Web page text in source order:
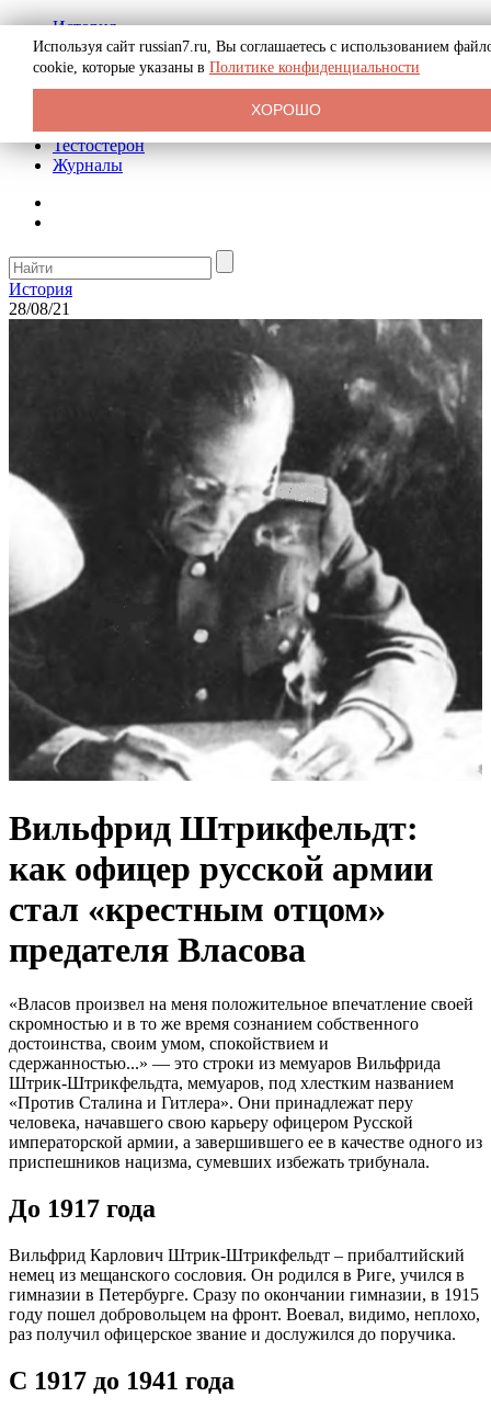
История
Биография
Криминал
Реклама на сайте
Тестостерон
Журналы
История
28/08/21
Вильфрид Штрикфельдт:
как офицер русской армии
стал «крестным отцом»
предателя Власова
«Власов произвел на меня положительное впечатление своей
скромностью и в то же время сознанием собственного
достоинства, своим умом, спокойствием и
сдержанностью...» — это строки из мемуаров Вильфрида
Штрик-Штрикфельдта, мемуаров, под хлестким названием
«Против Сталина и Гитлера». Они принадлежат перу
человека, начавшего свою карьеру офицером Русской
императорской армии, а завершившего ее в качестве одного из
приспешников нацизма, сумевших избежать трибунала.
До 1917 года
Вильфрид Карлович Штрик-Штрикфельдт – прибалтийский
немец из мещанского сословия. Он родился в Риге, учился в
гимназии в Петербурге. Сразу по окончании гимназии, в 1915
году пошел добровольцем на фронт. Воевал, видимо, неплохо,
раз получил офицерское звание и дослужился до поручика.
С 1917 до 1941 года
Используя сайт russian7.ru, Вы соглашаетесь с использованием
cookie, которые указаны в Политике конфиденциальности
ХОРОШО